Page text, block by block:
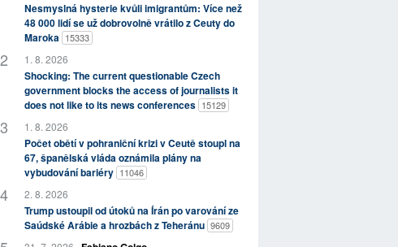
Nesmyslná hysterie kvůli imigrantům: Více než
48 000 lidí se už dobrovolně vrátilo z Ceuty do
Maroka 15333
1. 8. 2026
Shocking: The current questionable Czech
government blocks the access of journalists it
does not like to its news conferences 15129
1. 8. 2026
Počet obětí v pohraniční krizi v Ceutě stoupl na
67, španělská vláda oznámila plány na
vybudování bariéry 11046
2. 8. 2026
Trump ustoupil od útoků na Írán po varování ze
Saúdské Arábie a hrozbách z Teheránu 9609